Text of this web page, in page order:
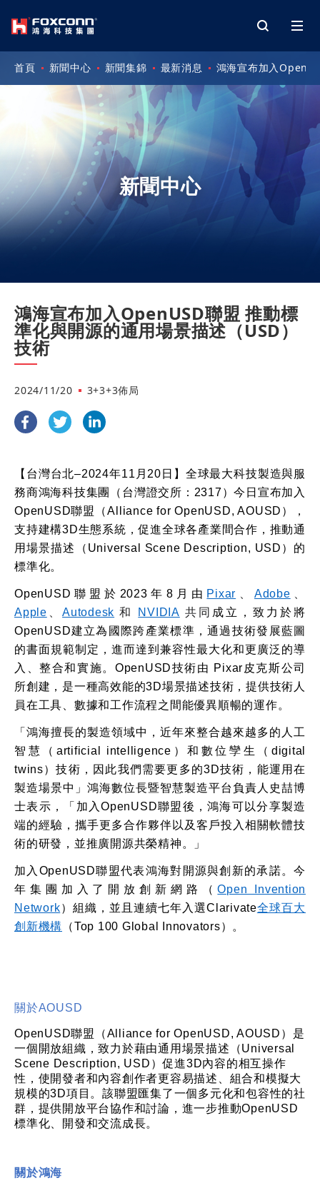
新聞中心
首頁 新聞中心 新聞集錦 最新消息 鴻海宣布加入
鴻海宣布加入OpenUSD聯盟 推動標
準化與開源的通用場景描述（USD）
技術
2024/11/20 3+3+3佈局
【台灣台北–2024年11 月 20 日】全球最大科技製造與服
務商鴻海科技集團（台灣證交所： 2317）今日宣布加入
OpenUSD聯盟（Alliance for OpenUSD, AOUSD ），
支持建構3D生態系統，促進全球各產業間合作，推動通
用場景描述（ Universal Scene Description, USD ）的
標準化。
OpenUSD 聯盟於 2023 年 8 月由 Pixar Adobe
Apple 、Autodesk 和 NVIDIA 共同 成立，致力於將
OpenUSD建立為國際跨產業標準，通過技術發展藍圖
的書面規範制定，進而達到兼容性最大化和更廣泛的導
入、整合和實施。 OpenUSD技術由 Pixar 皮克斯公司
所創建，是一種高效能的3D場景描述技術，提供技術人
員在工具、數據和工作流程之間能優異順暢的運作。
「鴻海擅長的製造領域中，近年來整合越來越多的人工
智慧（ artificial intelligence ）和數位孿生（ digital
twins）技術，因此我們需要更多的3D技術，能運用在
製造場景中」鴻海數位長暨智慧製造平台負責人史喆博
士表示，「加入OpenUSD聯盟後，鴻海可以分享製造
端的經驗，攜手更多合作夥伴以及客戶投入相關軟體技
術的研發，並推廣開源共榮精神。」
加入 OpenUSD聯盟代表鴻海對開源與創新的承諾。今
年集團加入了開放創新網路（Open Invention
Network）組織，並且連續七年入選Clarivate全球百大
創新機構 （Top 100 Global Innovators）。
關於AOUSD
OpenUSD聯盟（Alliance for OpenUSD, AOUSD ）是
一個開放組織，致力於藉由通用場景描述（Universal
Scene Description, USD ）促進3D內容的相互操作
性，使開發者和內容創作者更容易描述、組合和模擬大
規模的3D項目。該聯盟匯集了一個多元化和包容性的社
群，提供開放平台協作和討論，進一步推動OpenUSD
標準化、開發和交流成長。
關於鴻海